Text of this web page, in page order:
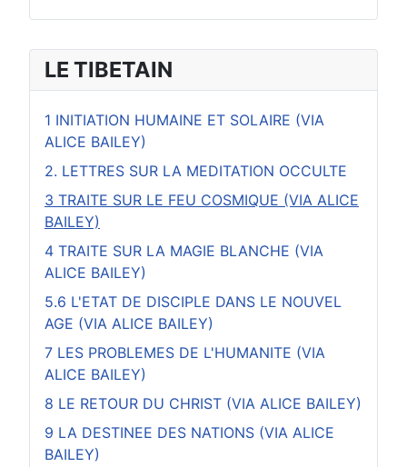
LE TIBETAIN
1 INITIATION HUMAINE ET SOLAIRE (VIA
ALICE BAILEY)
2. LETTRES SUR LA MEDITATION OCCULTE
3 TRAITE SUR LE FEU COSMIQUE (VIA ALICE
BAILEY)
4 TRAITE SUR LA MAGIE BLANCHE (VIA
ALICE BAILEY)
5.6 L'ETAT DE DISCIPLE DANS LE NOUVEL
AGE (VIA ALICE BAILEY)
7 LES PROBLEMES DE L'HUMANITE (VIA
ALICE BAILEY)
8 LE RETOUR DU CHRIST (VIA ALICE BAILEY)
9 LA DESTINEE DES NATIONS (VIA ALICE
BAILEY)